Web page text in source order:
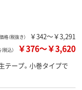
格（税抜き） ￥342～￥3,291
税込） ￥376～￥3,620
テープ。小巻タイプで